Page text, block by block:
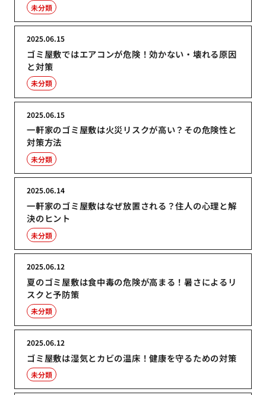
未分類
ゴミ屋敷ではエアコンが危険！効かない・壊れる原因
と対策
2025.06.15
未分類
一軒家のゴミ屋敷は火災リスクが高い？その危険性と
対策方法
2025.06.15
未分類
一軒家のゴミ屋敷はなぜ放置される？住人の心理と解
決のヒント
2025.06.14
未分類
夏のゴミ屋敷は食中毒の危険が高まる！暑さによるリ
スクと予防策
2025.06.12
未分類
ゴミ屋敷は湿気とカビの温床！健康を守るための対策
2025.06.12
未分類